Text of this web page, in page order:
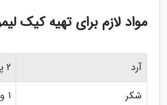
مواد لازم برای تهیه کیک
آرد
2 پیمانه
شکر
1 و 1/4 پیمانه